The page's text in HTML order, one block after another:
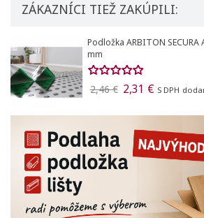
ZÁKAZNÍCI TIEŽ ZAKÚPILI:
CLASSEN Laminátová
Onega 54856
18,80 € 15,98 € S DPH